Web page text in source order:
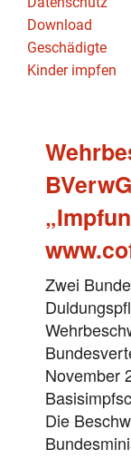
Download
Geschädigte
Kinder impfen
Zwei
November
Die